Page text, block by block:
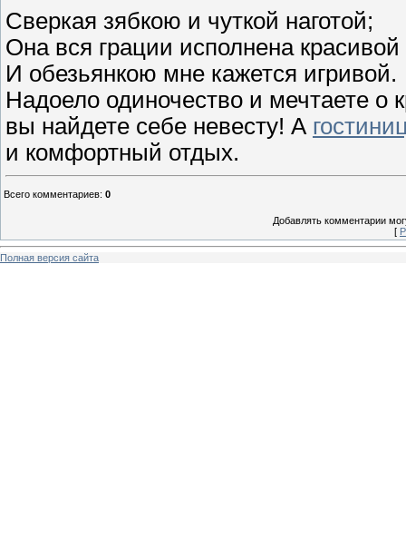
Сверкая зябкою и чуткой наготой;
Она вся грации исполнена красивой
И обезьянкою мне кажется игривой.
Надоело одиночество и мечтаете о
вы найдете себе невесту! А
и комфортный отдых.
Всего комментариев: 0
Добавлять комментарии
[
Полная версия сайта